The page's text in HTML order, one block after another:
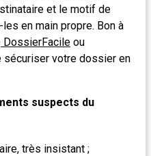
et le motif de
en main propre. Bon à
DossierFacile ou
sécuriser votre dossier en
suspects du
très insistant ;